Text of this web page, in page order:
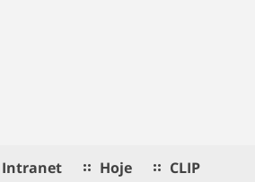
Intranet Hoje CLIP